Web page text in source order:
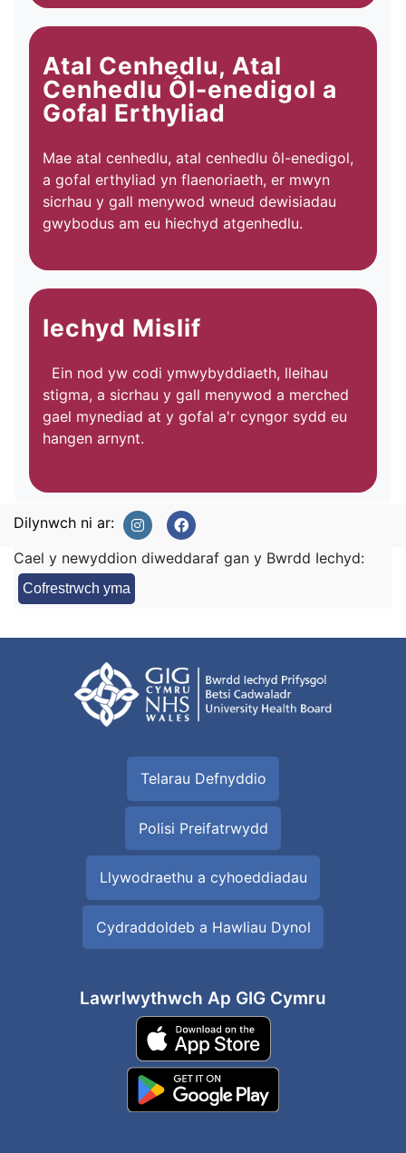
Atal Cenhedlu, Atal
Cenhedlu Ôl-enedigol a
Gofal Erthyliad
Mae atal cenhedlu, atal cenhedlu ôl-enedigol,
a gofal erthyliad yn flaenoriaeth, er mwyn
sicrhau y gall menywod wneud dewisiadau
gwybodus am eu hiechyd atgenhedlu.
Iechyd Mislif
Ein nod yw codi ymwybyddiaeth, lleihau
stigma, a sicrhau y gall menywod a merched
gael mynediad at y gofal a'r cyngor sydd eu
hangen arnynt.
Dilynwch ni ar:
Cael y newyddion diweddaraf gan y Bwrdd Iechyd:
Cofrestrwch yma
Telarau Defnyddio
Polisi Preifatrwydd
Llywodraethu a cyhoeddiadau
Cydraddoldeb a Hawliau Dynol
Lawrlwythwch Ap GIG Cymru